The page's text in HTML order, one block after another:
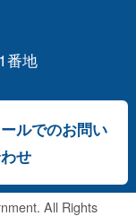
番地
ルでのお問い
せ
All Rights